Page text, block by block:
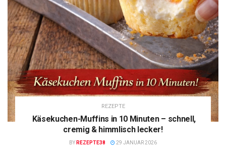
REZEPTE
Käsekuchen-Muffins in 10 Minuten – schnell,
cremig & himmlisch lecker!
BY REZEPTE38 29 JANUAR 2026